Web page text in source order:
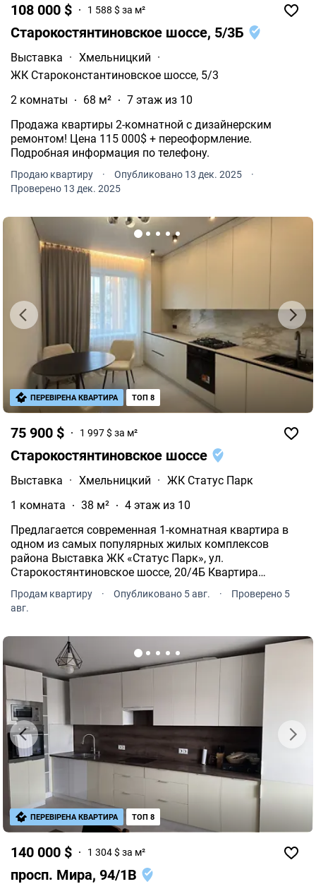
108 000 $ 1 588 $ за м²
Старокостянтиновское шоссе, 5/3Б
Выставка · Хмельницкий ·
ЖК Староконстантиновское шоссе, 5/3
2 комнаты
68 м²
7 этаж из 10
Продажа квартиры 2-комнатной с дизайнерским
ремонтом! Цена 115 000$ + переоформление.
Подробная информация по телефону.
Продаю квартиру · Опубликовано 13 дек. 2025
·
Проверено 13 дек. 2025
75 900 $ 1 997 $ за м²
Старокостянтиновское шоссе
Выставка · Хмельницкий · ЖК Статус Парк
1 комната
38 м²
4 этаж из 10
Предлагается современная 1-комнатная квартира в
одном из самых популярных жилых комплексов
района Выставка ЖК «Статус Парк», ул.
Старокостянтиновское шоссе, 20/4Б Квартира
расположена на комфортном 4 этаже из 10.
Продам квартиру · Опубликовано 5 авг. ·
Проверено 5
авг.
ПЕРЕВІРЕНА КВАРТИРА ТОП 8
140 000 $ 1 304 $ за м²
просп. Мира, 94/1В
ПЕРЕВІРЕНА КВАРТИРА ТОП 8